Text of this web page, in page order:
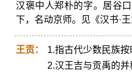
汉褒中人郑朴的字。居谷
下，名动京师。见《汉书·王
王贡：
1.指古代少数民族
2.汉王吉与贡禹的并